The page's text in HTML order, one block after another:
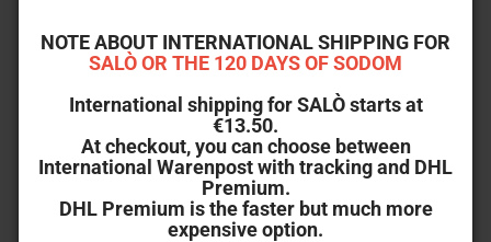
NOTE ABOUT INTERNATIONAL SHIPPING FOR
SALÒ OR THE 120 DAYS OF SODOM
International shipping for SALÒ starts at
€13.50.
At checkout, you can choose between
International Warenpost with tracking and DHL
Premium.
DHL Premium is the faster but much more
expensive option.